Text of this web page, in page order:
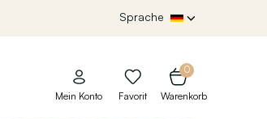
Sprache
0
Warenkorb
Mein Konto Favorit